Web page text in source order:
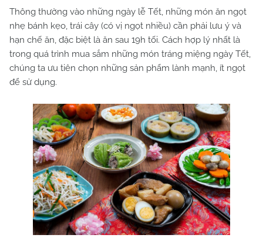
Thông thường vào những ngày lễ Tết, những món ăn ngọt
nhẹ bánh kẹo, trái cây (có vị ngọt nhiều) cần phải lưu ý và
hạn chế ăn, đặc biệt là ăn sau 19h tối. Cách hợp lý nhất là
trong quá trình mua sắm những món tráng miệng ngày Tết,
chúng ta ưu tiên chọn những sản phẩm lành mạnh, ít ngọt
để sử dụng.